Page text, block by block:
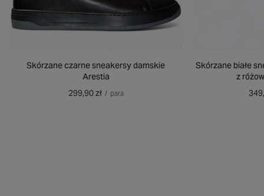
Skórzane czarne sneakersy damskie
Arestia
299,90 zł / para
Skórzane białe
z